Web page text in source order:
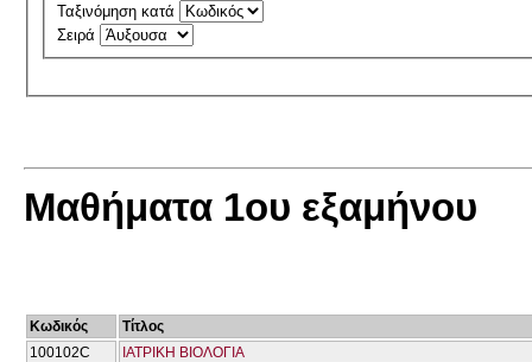
Ταξινόμηση κατά
Σειρά
Μαθήματα 1ου εξαμήνου
Κωδικός
Τίτλος
100102C
ΙΑΤΡΙΚΗ ΒΙΟΛΟΓΙΑ